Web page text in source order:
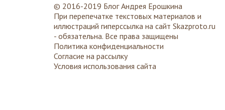
© 2016-2019 Блог Андрея Ерошкина
При перепечатке текстовых материалов и
иллюстраций гиперссылка на сайт Skazproto.ru
- обязательна. Все права защищены
Политика конфиденциальности
Согласие на рассылку
Условия использования сайта